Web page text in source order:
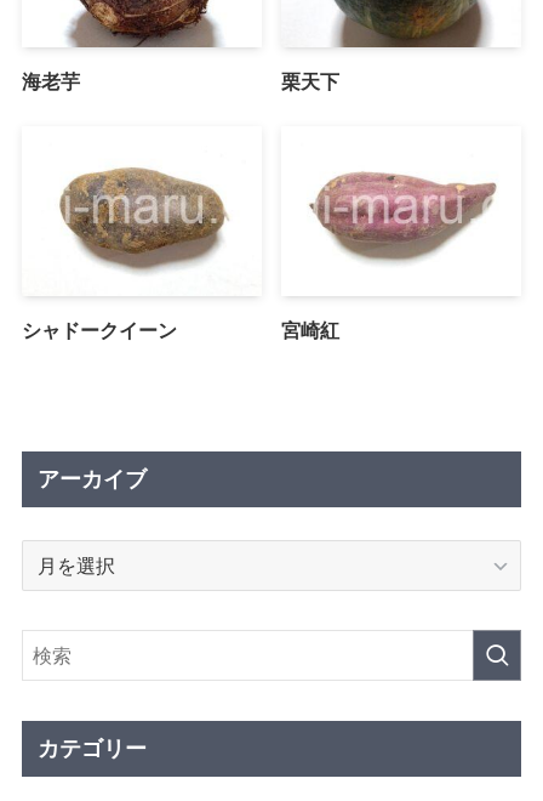
海老芋 栗天下
シャドークイーン 宮崎紅
アーカイブ
イ
ブ
カテゴリー